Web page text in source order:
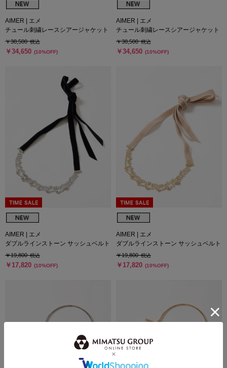
AIMER | エメ
チュール刺繍レースシアージャケット
￥38,500 税込
￥34,650 (10%OFF)
AIMER | エメ
チュール刺繍レースシアージャケット
￥38,500 税込
￥34,650 (10%OFF)
AIMER | エメ
ダブルラインストーン サッシュベルト
￥19,800 税込
￥17,820 (10%OFF)
AIMER | エメ
ダブルラインストーン サッシュベルト
￥19,800 税込
￥17,820 (10%OFF)